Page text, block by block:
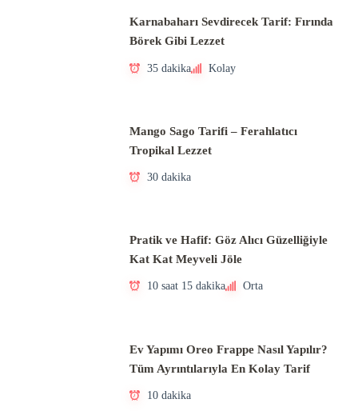
Karnabaharı Sevdirecek Tarif: Fırında
Börek Gibi Lezzet
35 dakika Kolay
Mango Sago Tarifi – Ferahlatıcı
Tropikal Lezzet
30 dakika
Pratik ve Hafif: Göz Alıcı Güzelliğiyle
Kat Kat Meyveli Jöle
10 saat 15 dakika Orta
Ev Yapımı Oreo Frappe Nasıl Yapılır?
Tüm Ayrıntılarıyla En Kolay Tarif
10 dakika